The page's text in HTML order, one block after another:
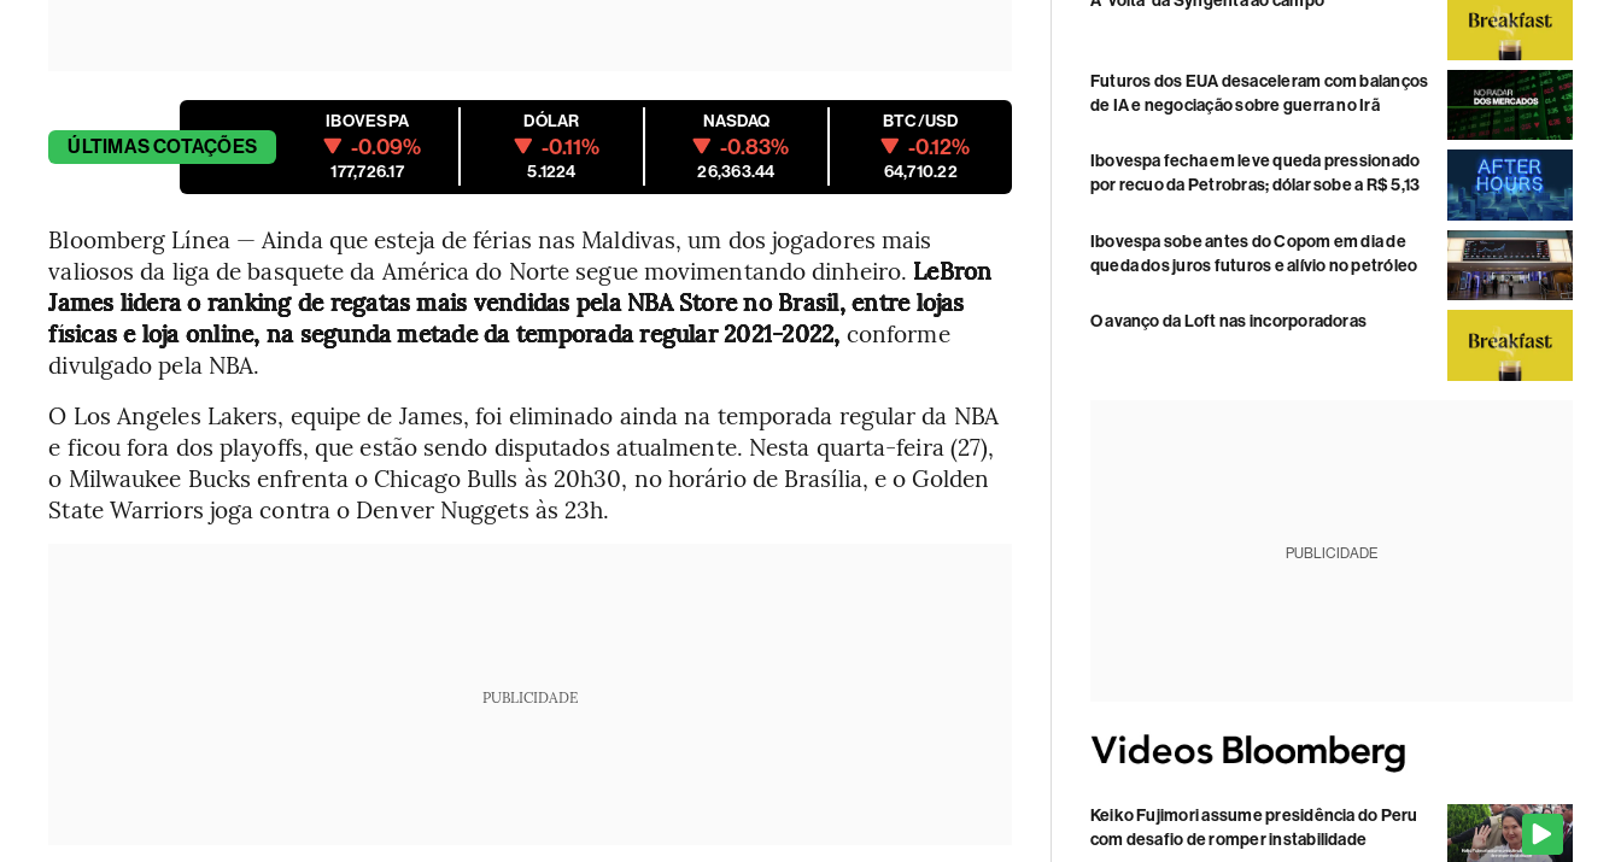
ÚLTIMASCOTAÇÕES
IBOVESPA
-0.09%
177,726.17
DÓLAR
-0.11%
5.1224
NASDAQ
-0.83%
26,363.44
BTC/USD
-0.12%
64,710.22
Bloomberg Línea — Ainda que esteja de férias nas Maldivas, um dos jogadores mais
valiosos da liga de basquete da América do Norte segue movimentando dinheiro. LeBron
James lidera o ranking de regatas mais vendidas pela NBA Store no Brasil, entre lojas
físicas e loja online, na segunda metade da temporada regular 2021-2022, conforme
divulgado pela NBA.
O Los Angeles Lakers, equipe de James, foi eliminado ainda na temporada regular da NBA
e ficou fora dos playoffs, que estão sendo disputados atualmente. Nesta quarta-feira (27),
o Milwaukee Bucks enfrenta o Chicago Bulls às 20h30, no horário de Brasília, e o Golden
State Warriors joga contra o Denver Nuggets às 23h.
PUBLICIDADE
Futuros dos EUA desaceleram com balanços
de IA e negociação sobre guerra no Irã
Ibovespa fecha em leve queda pressionado
por recuo da Petrobras; dólar sobe a R$ 5,13
Ibovespa sobe antes do Copom em dia de
queda dos juros futuros e alívio no petróleo
O avanço da Loft nas incorporadoras
PUBLICIDADE
Keiko Fujimori assume presidência do Peru
com desafio de romper instabilidade